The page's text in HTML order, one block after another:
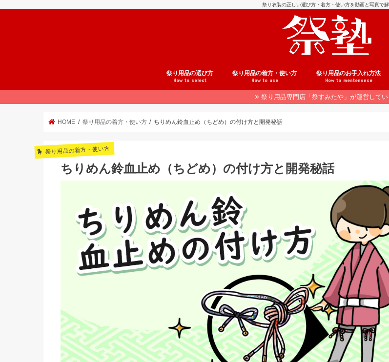
祭り衣装の正しい選び方・着方・使い方を動画と写真で
祭り用品の選び方
How to select
オーダーメイド祭り用品の注文方法
祭り用品の着方・使い方
How to use
法被の着方
腹掛の着方
股引の履き方
鯉口シャツの着方
帯の結び方
地下足袋の履き方
雪駄の履き方
足袋の履き方
草鞋の履き方
はちまきの巻き方
祭り小物の使い方
手ぬぐいの使い方
和楽器の使い方
祭りヘアアレンジ
着こなしテクニック
祭り用品のお手入れ方法
How to mentenance
法被のお手入れ
腹掛のお手入れ
股引のお手入れ
鯉口シャツのお手入れ
履き物のお手入れ
祭り小物のお手入れ
和楽器のお手入れ
祭り用品専門店「祭すみたや」が運営してい
HOME 祭り用品の着方・使い方 ちりめん鈴血止め（ちどめ）の付け方と開発秘話
祭り用品の着方・使い方
ちりめん鈴血止め（ちどめ）の付け方と開発秘話